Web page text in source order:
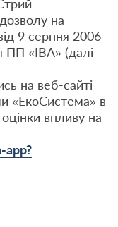
на
9 серпня 2006
ПП «ІВА» (далі –
на веб-сайті
«ЕкоСистема» в
впливу на
app?